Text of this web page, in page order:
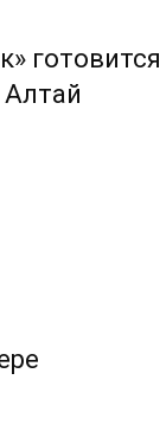
готовится
Алтай